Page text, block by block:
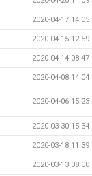
2020-04-17 14:05
2020-04-15 12:59
2020-04-14 08:47
2020-04-08 14:04
2020-04-06 15:23
2020-03-30 15:34
2020-03-18 11:39
2020-03-13 08:00